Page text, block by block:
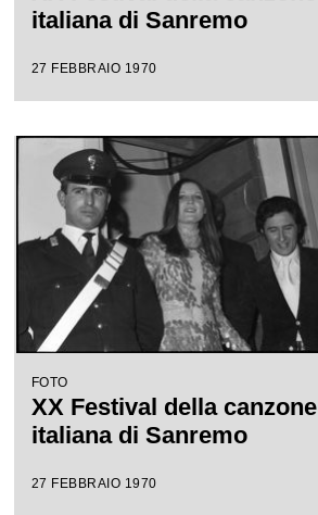
italiana di Sanremo
27 FEBBRAIO 1970
FOTO
XX Festival della canzone
italiana di Sanremo
27 FEBBRAIO 1970